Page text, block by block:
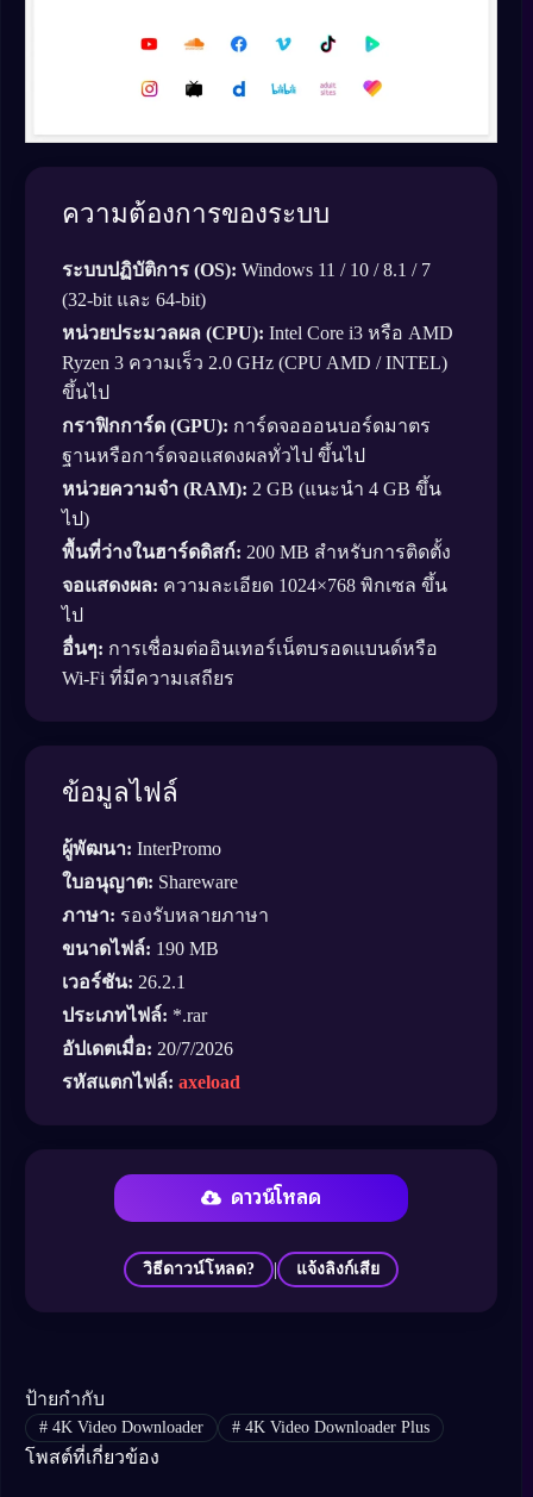
ความต้องการของระบบ
ระบบปฏิบัติการ (OS): Windows 11 / 10 / 8.1 / 7
(32-bit และ 64-bit)
หน่วยประมวลผล (CPU): Intel Core i3 หรือ AMD
Ryzen 3 ความเร็ว 2.0 GHz (CPU AMD / INTEL)
ขึ้นไป
กราฟิกการ์ด (GPU): การ์ดจอออนบอร์ดมาตร
ฐานหรือการ์ดจอแสดงผลทั่วไป ขึ้นไป
หน่วยความจำ (RAM): 2 GB (แนะนำ 4 GB ขึ้น
ไป)
พื้นที่ว่างในฮาร์ดดิสก์: 200 MB สำหรับการติดตั้ง
จอแสดงผล: ความละเอียด 1024×768 พิกเซล ขึ้น
ไป
อื่นๆ: การเชื่อมต่ออินเทอร์เน็ตบรอดแบนด์หรือ
Wi-Fi ที่มีความเสถียร
ข้อมูลไฟล์
ผู้พัฒนา: InterPromo
ใบอนุญาต: Shareware
ภาษา: รองรับหลายภาษา
ขนาดไฟล์: 190 MB
เวอร์ชัน: 26.2.1
ประเภทไฟล์: *.rar
อัปเดตเมื่อ: 20/7/2026
รหัสแตกไฟล์: axeload
ดาวน์โหลด
วิธีดาวน์โหลด? | แจ้งลิงก์เสีย
ป้ายกำกับ
#4K Video Downloader #4K Video Downloader Plus
โพสต์ที่เกี่ยวข้อง